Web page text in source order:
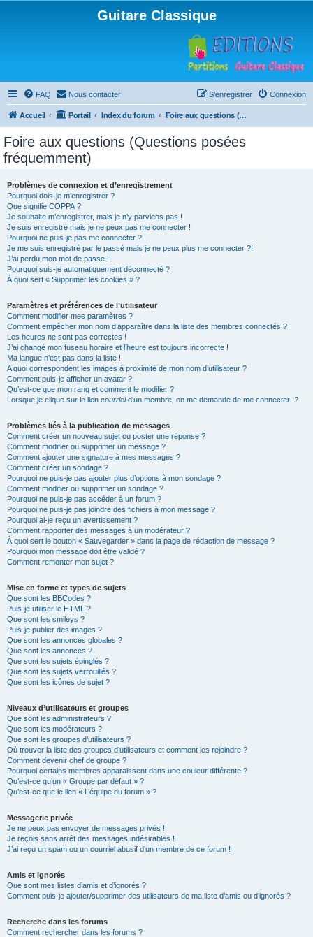
Guitare Classique
FAQ Nous contacter Connexion
S’enregistrer
Accueil Portail Index du forum Foire aux questions (Questions posées fréquemment)
Foire aux questions (Questions posées
fréquemment)
Problèmes de connexion et d’enregistrement
Pourquoi dois-je m’enregistrer ?
Que signifie COPPA ?
Je souhaite m’enregistrer, mais je n’y parviens pas !
Je suis enregistré mais je ne peux pas me connecter !
Pourquoi ne puis-je pas me connecter ?
Je me suis enregistré par le passé mais je ne peux plus me connecter ?!
J’ai perdu mon mot de passe !
Pourquoi suis-je automatiquement déconnecté ?
À quoi sert « Supprimer les cookies » ?
Paramètres et préférences de l’utilisateur
Comment modifier mes paramètres ?
Comment empêcher mon nom d’apparaître dans la liste des membres connectés ?
Les heures ne sont pas correctes !
J’ai changé mon fuseau horaire et l’heure est toujours incorrecte !
Ma langue n’est pas dans la liste !
A quoi correspondent les images à proximité de mon nom d’utilisateur ?
Comment puis-je afficher un avatar ?
Qu’est-ce que mon rang et comment le modifier ?
Lorsque je clique sur le lien courrield’un membre, on me demande de me connecter !?
Problèmes liés à la publication de messages
Comment créer un nouveau sujet ou poster une réponse ?
Comment modifier ou supprimer un message ?
Comment ajouter une signature à mes messages ?
Comment créer un sondage ?
Pourquoi ne puis-je pas ajouter plus d’options à mon sondage ?
Comment modifier ou supprimer un sondage ?
Pourquoi ne puis-je pas accéder à un forum ?
Pourquoi ne puis-je pas joindre des fichiers à mon message ?
Pourquoi ai-je reçu un avertissement ?
Comment rapporter des messages à un modérateur ?
À quoi sert le bouton « Sauvegarder » dans la page de rédaction de message ?
Pourquoi mon message doit être validé ?
Comment remonter mon sujet ?
Mise en forme et types de sujets
Que sont les BBCodes ?
Puis-je utiliser le HTML ?
Que sont les smileys ?
Puis-je publier des images ?
Que sont les annonces globales ?
Que sont les annonces ?
Que sont les sujets épinglés ?
Que sont les sujets verrouillés ?
Que sont les icônes de sujet ?
Niveaux d’utilisateurs et groupes
Que sont les administrateurs ?
Que sont les modérateurs ?
Que sont les groupes d’utilisateurs ?
Où trouver la liste des groupes d’utilisateurs et comment les rejoindre ?
Comment devenir chef de groupe ?
Pourquoi certains membres apparaissent dans une couleur différente ?
Qu’est-ce qu’un « Groupe par défaut » ?
Qu’est-ce que le lien « L’équipe du forum » ?
Messagerie privée
Je ne peux pas envoyer de messages privés !
Je reçois sans arrêt des messages indésirables !
J’ai reçu un spam ou un courriel abusif d’un membre de ce forum !
Amis et ignorés
Que sont mes listes d’amis et d’ignorés ?
Comment puis-je ajouter/supprimer des utilisateurs de ma liste d’amis ou d’ignorés ?
Recherche dans les forums
Comment rechercher dans les forums ?